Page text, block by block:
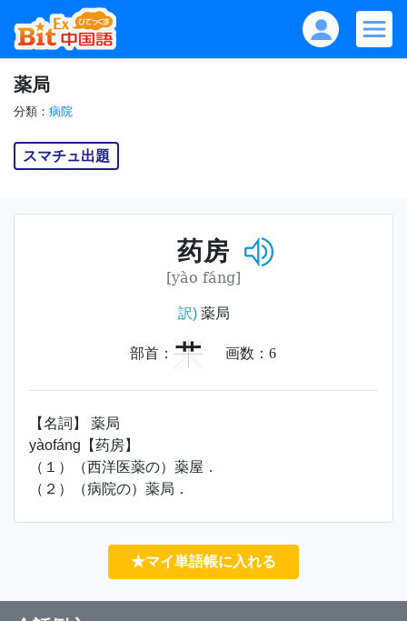
薬局
分類： 病院
スマチュ出題
药房
[yào fáng]
訳)薬局
部首： 艹 画数： 6
【名詞】 薬局
yàofáng【药房】
（１）（西洋医薬の）薬屋．
（２）（病院の）薬局．
★マイ単語帳に入れる